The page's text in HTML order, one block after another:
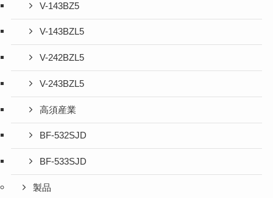
V-143BZ5
V-143BZL5
V-242BZL5
V-243BZL5
高須産業
BF-532SJD
BF-533SJD
製品